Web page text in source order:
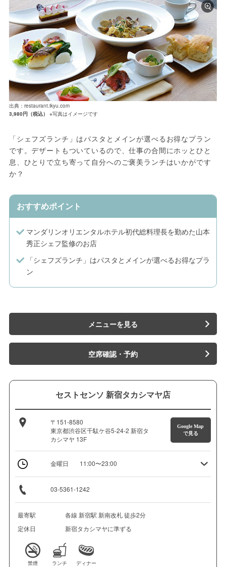
出典：restaurant.ikyu.com
3,980円（税込）
※写真はイメージです
「シェフズランチ」はパスタとメインが選べるお得なプラン
です。デザートもついているので、仕事の合間にホッとひと
息、ひとりで立ち寄って自分へのご褒美ランチはいかがです
か？
おすすめポイント
マンダリンオリエンタルホテル初代総料理長を勤めた山本
秀正シェフ監修のお店
「シェフズランチ」はパスタとメインが選べるお得なプラ
ン
メニューを見る
空席確認・予約
セストセンソ 新宿タカシマヤ店
〒151-8580
東京都渋谷区千駄ケ谷5-24-2 新宿タ
カシマヤ 13F
Google Map
で見る
金曜日 11:00〜23:00
03-5361-1242
最寄駅
各線 新宿駅 新南改札 徒歩2分
定休日
新宿タカシマヤに準ずる
禁煙 ランチ ディナー